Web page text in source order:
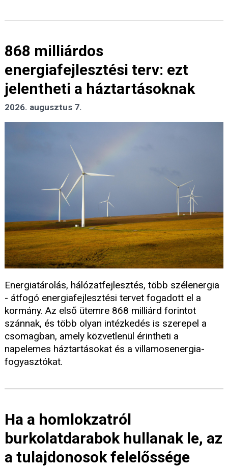
868 milliárdos
energiafejlesztési terv: ezt
jelentheti a háztartásoknak
2026. augusztus 7.
Energiatárolás, hálózatfejlesztés, több szélenergia
- átfogó energiafejlesztési tervet fogadott el a
kormány. Az első ütemre 868 milliárd forintot
szánnak, és több olyan intézkedés is szerepel a
csomagban, amely közvetlenül érintheti a
napelemes háztartásokat és a villamosenergia-
fogyasztókat.
Ha a homlokzatról
burkolatdarabok hullanak le, az
a tulajdonosok felelőssége